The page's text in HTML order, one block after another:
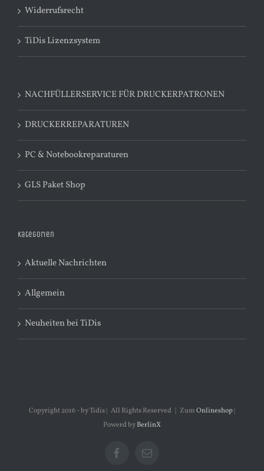
Widerrufsrecht
TiDis Lizenzsystem
NACHFÜLLERSERVICE FÜR DRUCKERPATRONEN
DRUCKERREPARATUREN
PC & Notebookreparaturen
GLS Paket Shop
Kategorien
Aktuelle Nachrichten
Allgemein
Neuheiten bei TiDis
Copyright 2016 - by Tidis | All Rights Reserved | ZumOnlineshop|
Powerd byBerlinX
Facebook
E-